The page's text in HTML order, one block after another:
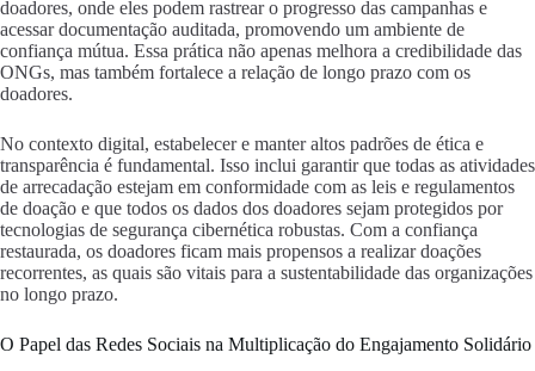
doadores, onde eles podem rastrear o progresso das campanhas e
acessar documentação auditada, promovendo um ambiente de
confiança mútua. Essa prática não apenas melhora a credibilidade das
ONGs, mas também fortalece a relação de longo prazo com os
doadores.
No contexto digital, estabelecer e manter altos padrões de ética e
transparência é fundamental. Isso inclui garantir que todas as atividades
de arrecadação estejam em conformidade com as leis e regulamentos
de doação e que todos os dados dos doadores sejam protegidos por
tecnologias de segurança cibernética robustas. Com a confiança
restaurada, os doadores ficam mais propensos a realizar doações
recorrentes, as quais são vitais para a sustentabilidade das organizações
no longo prazo.
O Papel das Redes Sociais na Multiplicação do Engajamento Solidário